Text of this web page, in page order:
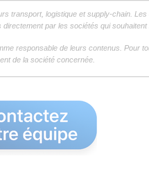
transport, logistique et supply-chain.
par les sociétés qui souhaitent
responsable de leurs contenus. Pour
de la société concernée.